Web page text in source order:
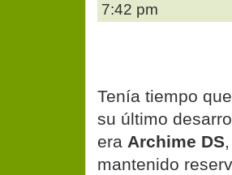
7:42 pm
Tenía tiempo
su último
era Archime DS
mantenido